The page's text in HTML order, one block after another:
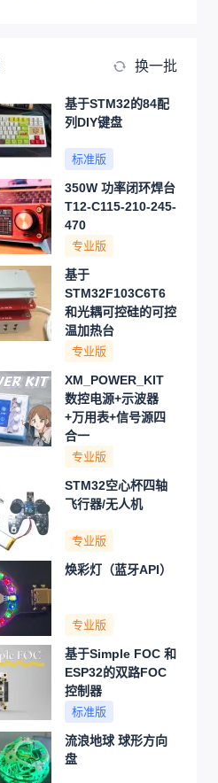
换一批
基于STM32的84配
列DIY键盘
标准版
350W 功率闭环焊台
T12-C115-210-245-
470
专业版
基于
STM32F103C6T6
和光耦可控硅的可控
温加热台
专业版
XM_POWER_KIT
数控电源+示波器
+万用表+信号源四
合一
专业版
STM32空心杯四轴
飞行器/无人机
专业版
焕彩灯（蓝牙API）
专业版
基于Simple FOC 和
ESP32的双路FOC
控制器
标准版
流浪地球 球形方向
盘